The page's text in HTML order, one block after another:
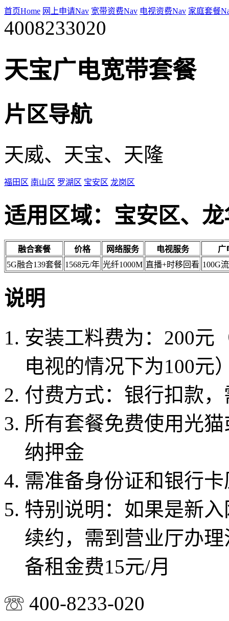
首页Home 网上申请Nav 宽带资费Nav 电视资费Nav 家庭套餐
4008233020
天宝广电宽带套餐
片区导航
天威、天宝、天隆
福田区 南山区 罗湖区 宝安区 龙岗区
适用区域：宝安区、
融合套餐 价格 网络服务 电视服务
广
5G融合139套餐 1568元/年 光纤1000M 直播+时移回看 100G
说明
安装工料费为：200元
电视的情况下为100元
付费方式：银行扣款
所有套餐免费使用光
纳押金
需准备身份证和银行
特别说明：如果是新
续约，需到营业厅办
备租金费15元/月
☏ 400-8233-020